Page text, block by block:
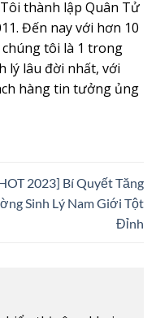
thành lập Quân Tử
Đến nay với hơn 10
tôi là 1 trong
lý lâu đời nhất, với
hàng tin tưởng ủng
2023] Bí Quyết Tăng
Sinh Lý Nam Giới Tột
Đỉnh